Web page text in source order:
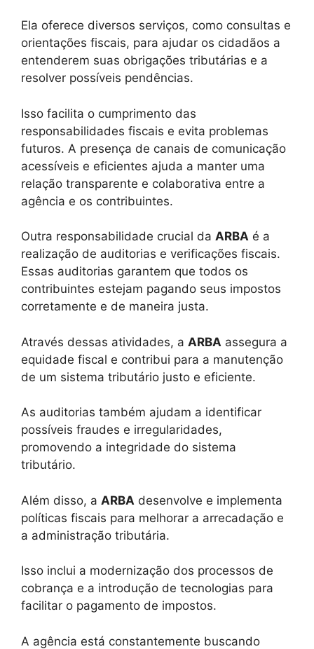
Ela oferece diversos serviços, como consultas e
orientações fiscais, para ajudar os cidadãos a
entenderem suas obrigações tributárias e a
resolver possíveis pendências.
Isso facilita o cumprimento das
responsabilidades fiscais e evita problemas
futuros. A presença de canais de comunicação
acessíveis e eficientes ajuda a manter uma
relação transparente e colaborativa entre a
agência e os contribuintes.
Outra responsabilidade crucial da ARBA é a
realização de auditorias e verificações fiscais.
Essas auditorias garantem que todos os
contribuintes estejam pagando seus impostos
corretamente e de maneira justa.
Através dessas atividades, a ARBA assegura a
equidade fiscal e contribui para a manutenção
de um sistema tributário justo e eficiente.
As auditorias também ajudam a identificar
possíveis fraudes e irregularidades,
promovendo a integridade do sistema
tributário.
Além disso, a ARBA desenvolve e implementa
políticas fiscais para melhorar a arrecadação e
a administração tributária.
Isso inclui a modernização dos processos de
cobrança e a introdução de tecnologias para
facilitar o pagamento de impostos.
A agência está constantemente buscando